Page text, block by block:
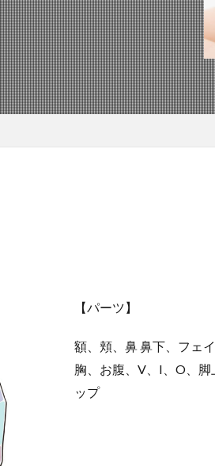
【パーツ】
額、頬、鼻 鼻下、フェ
胸、お腹、V、I、O、
ップ